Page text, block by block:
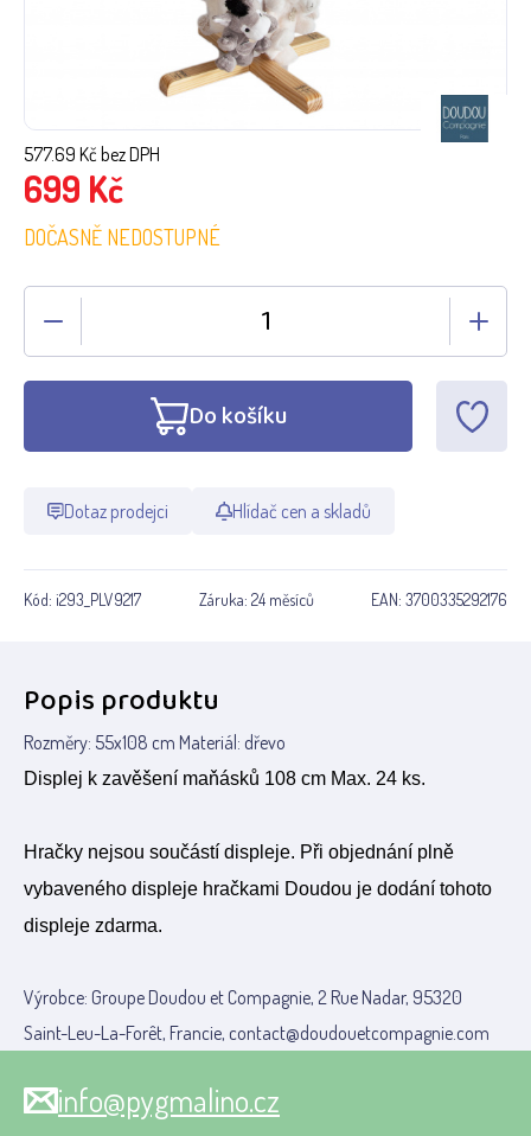
577.69 Kč bez DPH
699 Kč
DOČASNĚ NEDOSTUPNÉ
Do košíku
Dotaz prodejci Hlídač cen a skladů
Kód: i293_PLV9217 Záruka: 24 měsíců EAN: 3700335292176
Popis produktu
Rozměry: 55x108 cm Materiál: dřevo
Displej k zavěšení maňásků 108 cm Max. 24 ks.
Hračky nejsou součástí displeje. Při objednání plně
vybaveného displeje hračkami Doudou je dodání tohoto
displeje zdarma.
Výrobce: Groupe Doudou et Compagnie, 2 Rue Nadar, 95320
Saint-Leu-La-Forêt, Francie, contact@doudouetcompagnie.com
info@pygmalino.cz